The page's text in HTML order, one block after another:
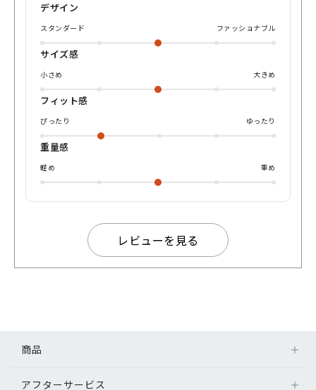
ているので、見た目はしっかりしているのに掛け心地はとっ
ても軽やか🌚 長時間のデスクワークやスマホ時間でもストレ
スが少ないのが嬉しいポイントです！ 鼻あて部分も肌あたり
がやさしく、ズレにくい設計なので快適さも◎ シンプルだけ
どちょっと差がつく一本🙈 カジュアルコーデはもちろん、き
れいめスタイルの外しアイテムとしてもおすすめです！ 気に
なった方はぜひ店頭で試してみてくださいね！ yuyaでし
た、それではまた💁‍♂️
デザイン
スタンダード ファッショナブル
サイズ感
小さめ 大きめ
フィット感
ぴったり ゆったり
重量感
軽め 重め
レビューを見る
商品
アフターサービス